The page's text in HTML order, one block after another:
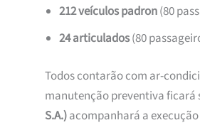
212 veículos padron(80
24 articulados(80
Todos contarão com ar-
manutenção preventiva ficará
S.A.)acompanhará a